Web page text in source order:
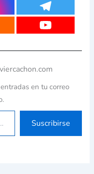
en tu correo
Suscribirse